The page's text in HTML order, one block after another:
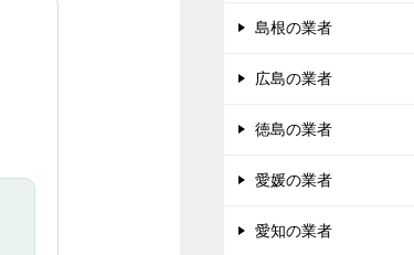
島根の業者
広島の業者
徳島の業者
愛媛の業者
愛知の業者